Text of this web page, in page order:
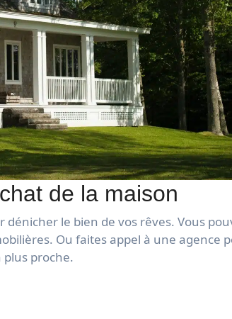
de la maison
le bien de vos rêves. Vous
Ou faites appel à une agence
plus proche.